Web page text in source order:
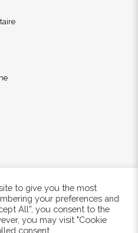
All Rights Reserved.
to give you the most
your preferences and
All”, you consent to the
you may visit "Cookie
consent.